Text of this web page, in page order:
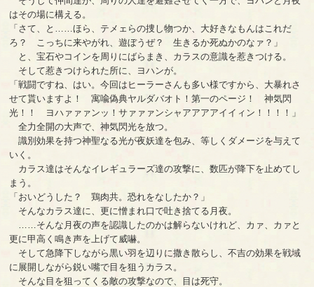
はその場に構える。
「さて、と……ほら、テメェらの捜し物つか、大好きなもんはこれだ
ろ？ こっちに来やがれ、遊ぼうぜ？ 生きるか死ぬかのなァ？」
と、宝石やコインを周りにばらまき、カラスの意識を惹きつける。
そして惹きつけられた所に、ヨハンが。
「戦闘ですね、はい。今回はヒーラーさんも多い様ですから、大暴れさ
せて貰いますよ！ 寓喩偽典ヤルダバオト！第一のページ！ 神気閃
光！！ ヨハァァァンッ！サァァァンシャアアアアイイィン！！！！」
全力全開の大声で、神気閃光を放つ。
識別効果を持つ神聖なる光が夜妖達を包み、等しくダメージを与えて
いく。
カラス達はそんなイレギュラーズ達の攻撃に、数匹が降下を止めてし
まう。
「おいどうした？ 鶏肉共。恐れをなしたか？」
そんなカラス達に、更に憎まれ口で吐き捨てる月夜。
……そんな月夜の声を認識したのかは解らないけれど、カァ、カァと
更に甲高く鳴き声を上げて威嚇。
そして急降下しながら黒い羽を辺りに撒き散らし、不吉の効果を戦域
に展開しながら鋭い嘴で目を狙うカラス。
そんな目を狙ってくる敵の攻撃なので、目は死守。